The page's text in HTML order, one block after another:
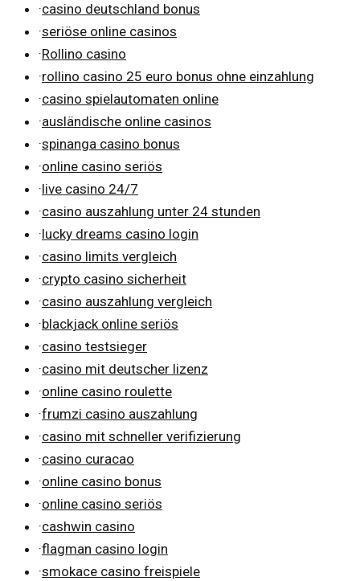
·casino deutschland bonus
·seriöse online casinos
·Rollino casino
·rollino casino 25 euro bonus ohne einzahlung
·casino spielautomaten online
·ausländische online casinos
·spinanga casino bonus
·online casino seriös
·live casino 24/7
·casino auszahlung unter 24 stunden
·lucky dreams casino login
·casino limits vergleich
·crypto casino sicherheit
·casino auszahlung vergleich
·blackjack online seriös
·casino testsieger
·casino mit deutscher lizenz
·online casino roulette
·frumzi casino auszahlung
·casino mit schneller verifizierung
·casino curacao
·online casino bonus
·online casino seriös
·cashwin casino
·flagman casino login
·smokace casino freispiele